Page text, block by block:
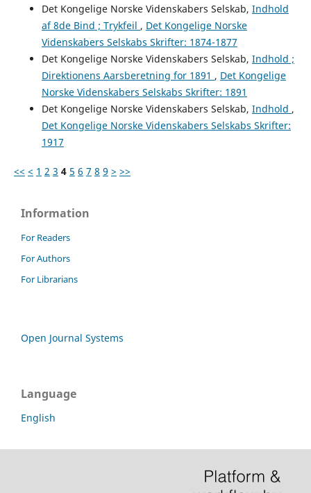
Det Kongelige Norske Videnskabers Selskab, Indhold
af 8de Bind ; Trykfeil , Det Kongelige Norske
Videnskabers Selskabs Skrifter: 1874-1877
Det Kongelige Norske Videnskabers Selskab, Indhold ;
Direktionens Aarsberetning for 1891 , Det Kongelige
Norske Videnskabers Selskabs Skrifter: 1891
Det Kongelige Norske Videnskabers Selskab, Indhold ,
Det Kongelige Norske Videnskabers Selskabs Skrifter:
1917
<< < 1 2 3 4 5 6 7 8 9 > >>
Information
For Readers
For Authors
For Librarians
Open Journal Systems
Language
English